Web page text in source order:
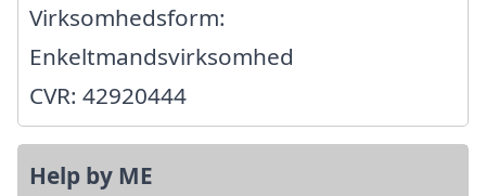
Virksomhedsform:
Enkeltmandsvirksomhed
CVR: 42920444
Help by ME